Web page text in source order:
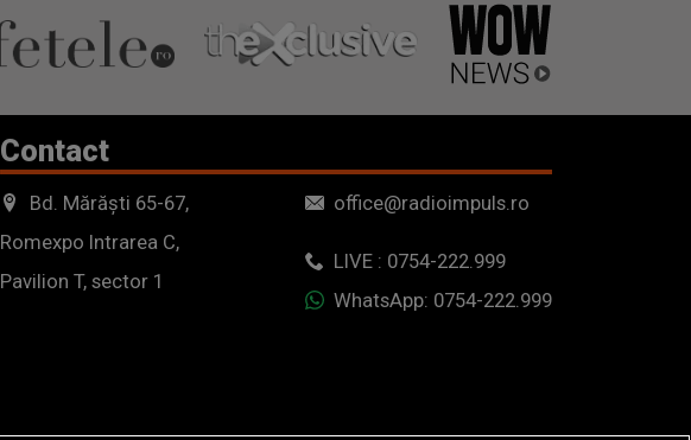
Contact
Bd. Mărăști 65-67,
Romexpo Intrarea C,
Pavilion T, sector 1
office@radioimpuls.ro
LIVE : 0754-222.999
WhatsApp: 0754-222.999